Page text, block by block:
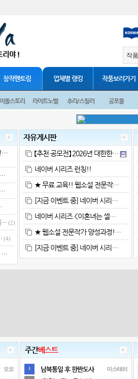
창작멘토링 업체별 랭킹 작품보러가기
돌스토리 라이트노벨 추리/스릴러 공포물
!…
…
…
… (2)
(4)
…
자유게시판
【추천 공모전】 2026년 대한한…
네이버 시리즈 런칭!!
★ 무료 교육!! 웹소설 전문작…
[지금 이벤트 중] 네이버 시리…
네이버 시리즈 <이혼녀는 셀…
★ 웹소설 전문작가 양성과정!…
[지금 이벤트 중] 네이버 시리…
오오
주간베스트
1 남북통일 후 한반도사 미스테리